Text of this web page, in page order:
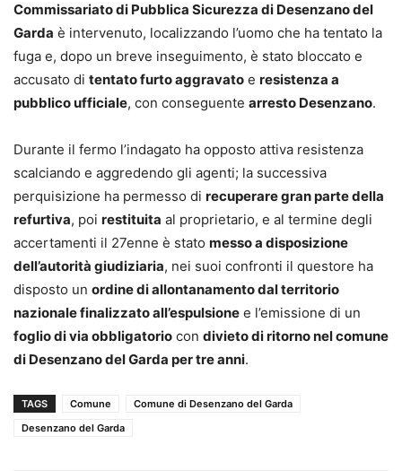
Commissariato di Pubblica Sicurezza di Desenzano del
Garda è intervenuto, localizzando l’uomo che ha tentato la
fuga e, dopo un breve inseguimento, è stato bloccato e
accusato di tentato furto aggravato e resistenza a
pubblico ufficiale, con conseguente arresto Desenzano.
Durante il fermo l’indagato ha opposto attiva resistenza
scalciando e aggredendo gli agenti; la successiva
perquisizione ha permesso di recuperare gran parte della
refurtiva, poi restituita al proprietario, e al termine degli
accertamenti il 27enne è stato messo a disposizione
dell’autorità giudiziaria, nei suoi confronti il questore ha
disposto un ordine di allontanamento dal territorio
nazionale finalizzato all’espulsione e l’emissione di un
foglio di via obbligatorio con divieto di ritorno nel comune
di Desenzano del Garda per tre anni.
TAGS Comune
Comune di Desenzano del Garda
Desenzano del Garda